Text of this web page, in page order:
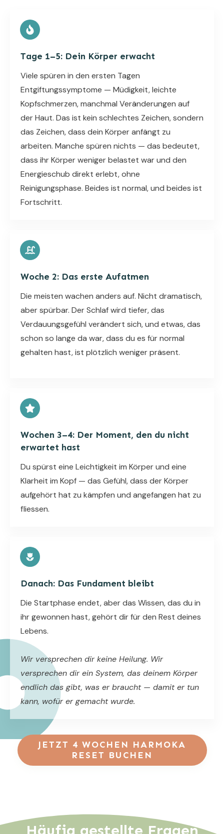
Tage 1–5: Dein Körper erwacht
Viele spüren in den ersten Tagen
Entgiftungssymptome — Müdigkeit, leichte
Kopfschmerzen, manchmal Veränderungen auf
der Haut. Das ist kein schlechtes Zeichen, sondern
das Zeichen, dass dein Körper anfängt zu
arbeiten. Manche spüren nichts — das bedeutet,
dass ihr Körper weniger belastet war und den
Energieschub direkt erlebt, ohne
Reinigungsphase. Beides ist normal, und beides ist
Fortschritt.
Woche 2: Das erste Aufatmen
Die meisten wachen anders auf. Nicht dramatisch,
aber spürbar. Der Schlaf wird tiefer, das
Verdauungsgefühl verändert sich, und etwas, das
schon so lange da war, dass du es für normal
gehalten hast, ist plötzlich weniger präsent.
Wochen 3–4: Der Moment, den du nicht
erwartet hast
Du spürst eine Leichtigkeit im Körper und eine
Klarheit im Kopf — das Gefühl, dass der Körper
aufgehört hat zu kämpfen und angefangen hat zu
fliessen.
Danach: Das Fundament bleibt
Die Startphase endet, aber das Wissen, das du in
ihr gewonnen hast, gehört dir für den Rest deines
Lebens.
Wir versprechen dir keine Heilung. Wir
versprechen dir ein System, das deinem Körper
endlich das gibt, was er braucht — damit er tun
kann, wofür er gemacht wurde.
JETZT 4 WOCHEN HARMOKA
RESET BUCHEN
Häufig gestellte Fragen